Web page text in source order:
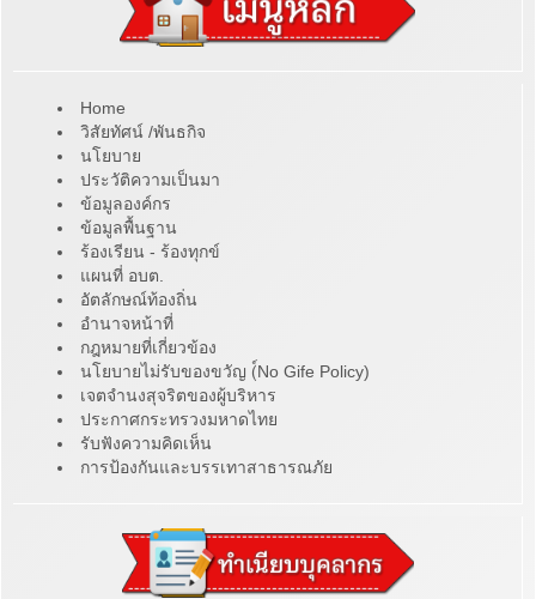
Home
วิสัยทัศน์ /พันธกิจ
นโยบาย
ประวัติความเป็นมา
ข้อมูลองค์กร
ข้อมูลพื้นฐาน
ร้องเรียน - ร้องทุกข์
แผนที่ อบต.
อัตลักษณ์ท้องถิ่น
อำนาจหน้าที่
กฎหมายที่เกี่ยวข้อง
นโยบายไม่รับของขวัญ (์No Gife Policy)
เจตจำนงสุจริตของผู้บริหาร
ประกาศกระทรวงมหาดไทย
รับฟังความคิดเห็น
การป้องกันและบรรเทาสาธารณภัย